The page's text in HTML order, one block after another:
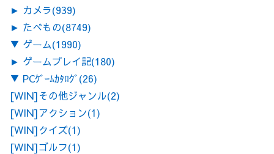
► カメラ(939)
► たべもの(8749)
▼ ゲーム(1990)
► ゲームプレイ記(180)
▼ PCｹﾞｰﾑｶﾀﾛｸﾞ(26)
[WIN]その他ジャンル(2)
[WIN]アクション(1)
[WIN]クイズ(1)
[WIN]ゴルフ(1)